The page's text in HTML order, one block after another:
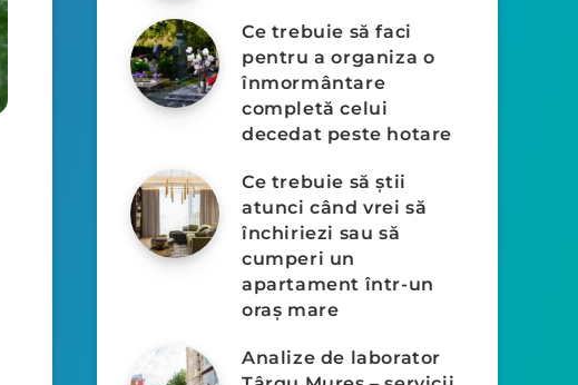
Ce trebuie să faci
pentru a organiza o
înmormântare
completă celui
decedat peste hotare
Ce trebuie să știi
atunci când vrei să
închiriezi sau să
cumperi un
apartament într-un
oraș mare
Analize de laborator